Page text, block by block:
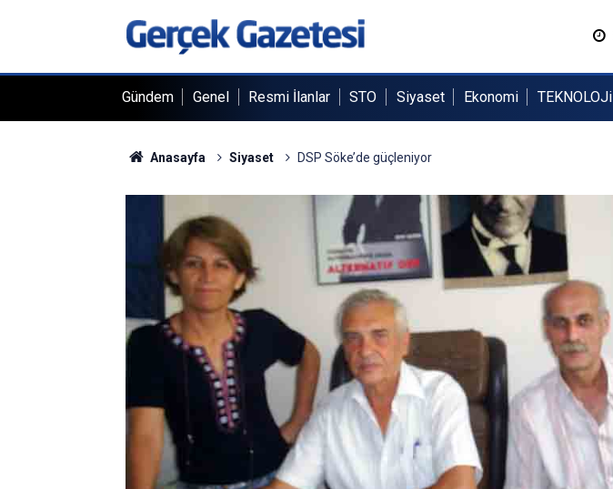
Gündem Genel Resmi İlanlar STO Siyaset Ekonomi TEKNOLOJi
Anasayfa Siyaset DSP Söke’de güçleniyor